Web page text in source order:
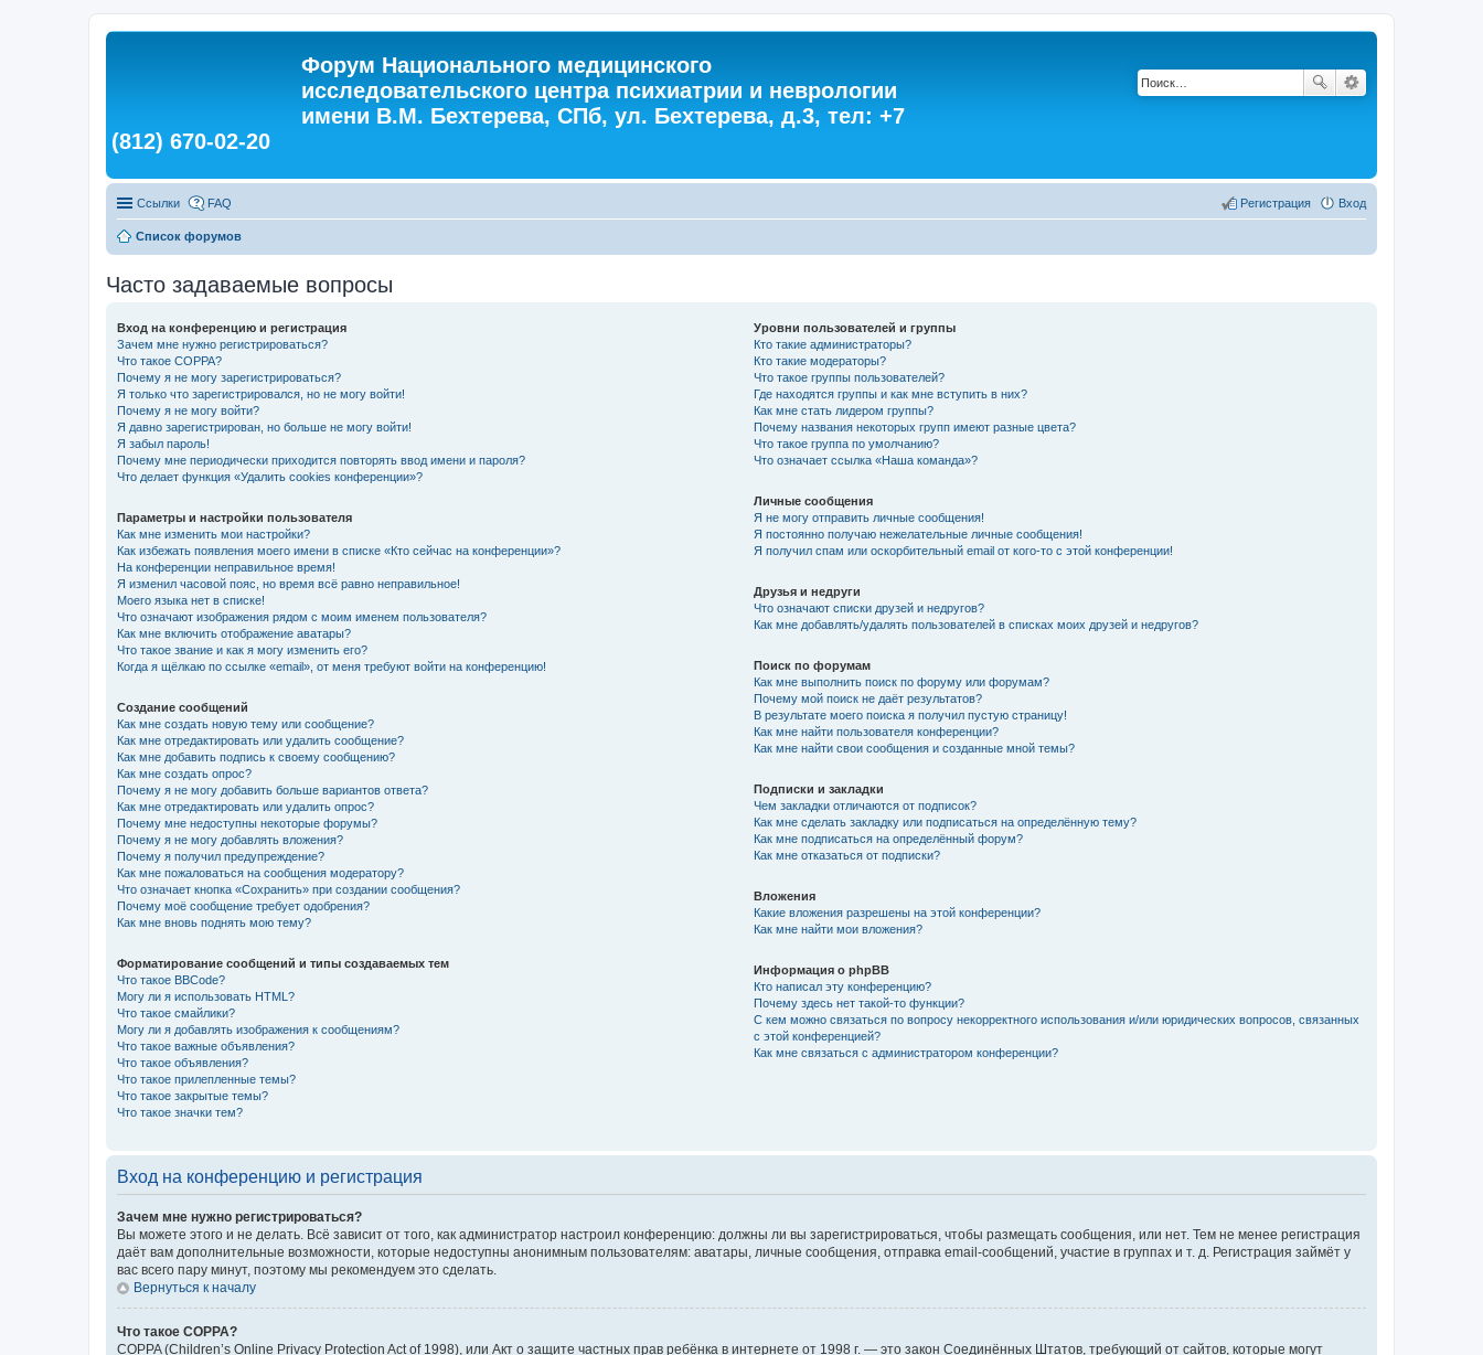
Форум Национального медицинского
исследовательского центра психиатрии и неврологии
имени В.М. Бехтерева, СПб, ул. Бехтерева, д.3, тел: +7
(812) 670-02-20
Ссылки FAQ Вход
Регистрация
Список форумов
Часто задаваемые вопросы
Вход на конференцию и регистрация
Зачем мне нужно регистрироваться?
Что такое COPPA?
Почему я не могу зарегистрироваться?
Я только что зарегистрировался, но не могу войти!
Почему я не могу войти?
Я давно зарегистрирован, но больше не могу войти!
Я забыл пароль!
Почему мне периодически приходится повторять ввод имени и пароля?
Что делает функция «Удалить cookies конференции»?
Параметры и настройки пользователя
Как мне изменить мои настройки?
Как избежать появления моего имени в списке «Кто сейчас на конференции»?
На конференции неправильное время!
Я изменил часовой пояс, но время всё равно неправильное!
Моего языка нет в списке!
Что означают изображения рядом с моим именем пользователя?
Как мне включить отображение аватары?
Что такое звание и как я могу изменить его?
Когда я щёлкаю по ссылке «email», от меня требуют войти на конференцию!
Создание сообщений
Как мне создать новую тему или сообщение?
Как мне отредактировать или удалить сообщение?
Как мне добавить подпись к своему сообщению?
Как мне создать опрос?
Почему я не могу добавить больше вариантов ответа?
Как мне отредактировать или удалить опрос?
Почему мне недоступны некоторые форумы?
Почему я не могу добавлять вложения?
Почему я получил предупреждение?
Как мне пожаловаться на сообщения модератору?
Что означает кнопка «Сохранить» при создании сообщения?
Почему моё сообщение требует одобрения?
Как мне вновь поднять мою тему?
Форматирование сообщений и типы создаваемых тем
Что такое BBCode?
Могу ли я использовать HTML?
Что такое смайлики?
Могу ли я добавлять изображения к сообщениям?
Что такое важные объявления?
Что такое объявления?
Что такое прилепленные темы?
Что такое закрытые темы?
Что такое значки тем?
Уровни пользователей и группы
Кто такие администраторы?
Кто такие модераторы?
Что такое группы пользователей?
Где находятся группы и как мне вступить в них?
Как мне стать лидером группы?
Почему названия некоторых групп имеют разные цвета?
Что такое группа по умолчанию?
Что означает ссылка «Наша команда»?
Личные сообщения
Я не могу отправить личные сообщения!
Я постоянно получаю нежелательные личные сообщения!
Я получил спам или оскорбительный email от кого-то с этой конференции!
Друзья и недруги
Что означают списки друзей и недругов?
Как мне добавлять/удалять пользователей в списках моих друзей и недругов?
Поиск по форумам
Как мне выполнить поиск по форуму или форумам?
Почему мой поиск не даёт результатов?
В результате моего поиска я получил пустую страницу!
Как мне найти пользователя конференции?
Как мне найти свои сообщения и созданные мной темы?
Подписки и закладки
Чем закладки отличаются от подписок?
Как мне сделать закладку или подписаться на определённую тему?
Как мне подписаться на определённый форум?
Как мне отказаться от подписки?
Вложения
Какие вложения разрешены на этой конференции?
Как мне найти мои вложения?
Информация о phpBB
Кто написал эту конференцию?
Почему здесь нет такой-то функции?
С кем можно связаться по вопросу некорректного использования и/или юридических вопросов, связанных
с этой конференцией?
Как мне связаться с администратором конференции?
Вход на конференцию и регистрация
Зачем мне нужно регистрироваться?
Вы можете этого и не делать. Всё зависит от того, как администратор настроил конференцию: должны ли вы зарегистрироваться, чтобы размещать сообщения, или нет. Тем не менее регистрация
даёт вам дополнительные возможности, которые недоступны анонимным пользователям: аватары, личные сообщения, отправка email-сообщений, участие в группах и т. д. Регистрация займёт у
вас всего пару минут, поэтому мы рекомендуем это сделать.
Вернуться к началу
Что такое COPPA?
COPPA (Children’s Online Privacy Protection Act of 1998), или Акт о защите частных прав ребёнка в интернете от 1998 г. — это закон Соединённых Штатов, требующий от сайтов, которые могут